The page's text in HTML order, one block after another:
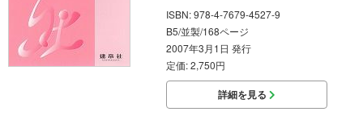
ISBN: 978-4-7679-4527-9
B5/並製/168ページ
2007年3月1日 発行
定価: 2,750円
詳細を見る